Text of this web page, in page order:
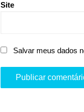
Site
Salvar meus dados